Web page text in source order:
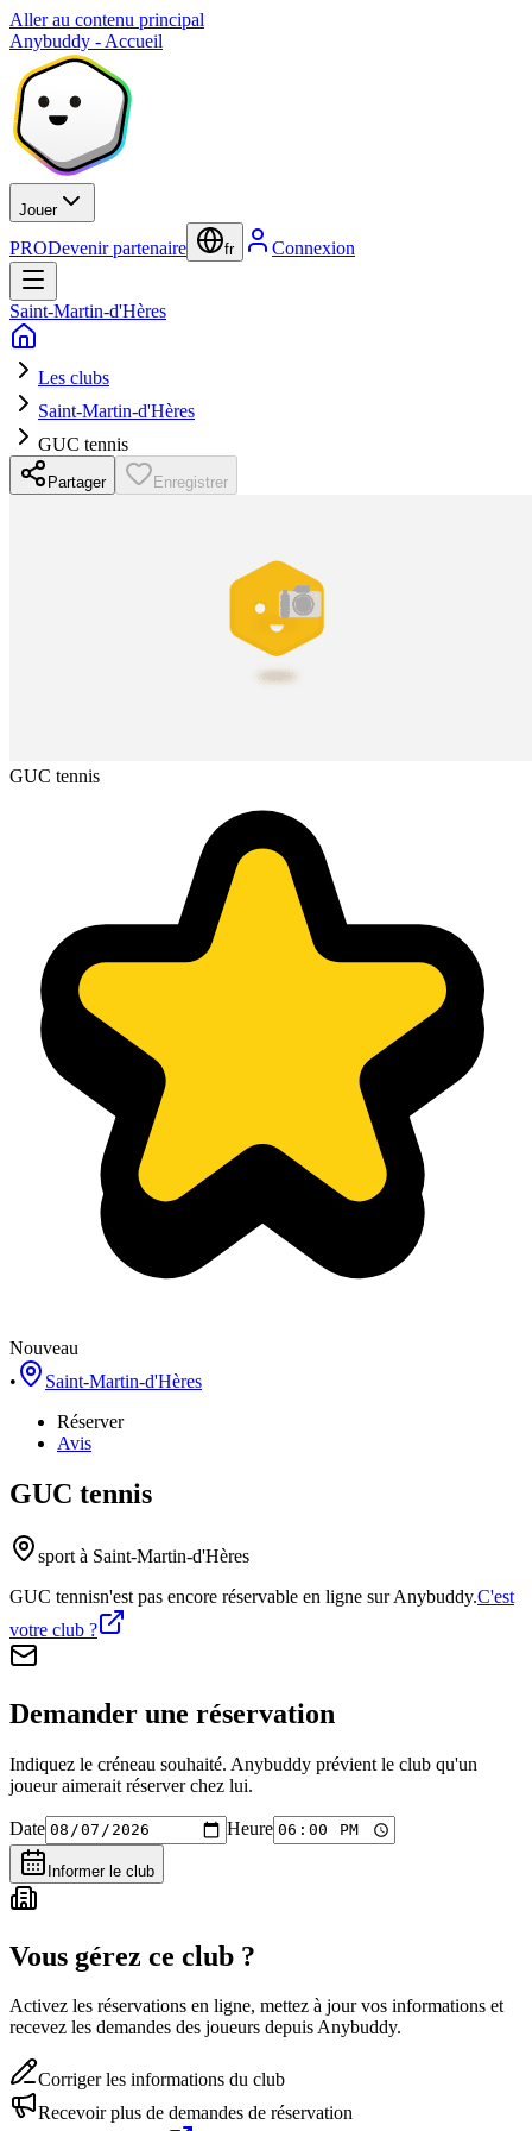
Aller au contenu principal
Anybuddy - Accueil
Jouer
PRODevenir partenaire fr Connexion
Saint-Martin-d'Hères
Les clubs
Saint-Martin-d'Hères
GUC tennis
Partager Enregistrer
GUC tennis
Nouveau
•
Saint-Martin-d'Hères
Réserver
Avis
GUC tennis
sport à Saint-Martin-d'Hères
GUC tennisn'est pas encore réservable en ligne sur Anybuddy.C'est
votre club ?
Demander une réservation
Indiquez le créneau souhaité. Anybuddy prévient le club qu'un
joueur aimerait réserver chez lui.
Date Heure
Informer le club
Vous gérez ce club ?
Activez les réservations en ligne, mettez à jour vos informations et
recevez les demandes des joueurs depuis Anybuddy.
Corriger les informations du club
Recevoir plus de demandes de réservation